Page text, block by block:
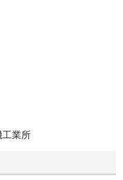
工業所